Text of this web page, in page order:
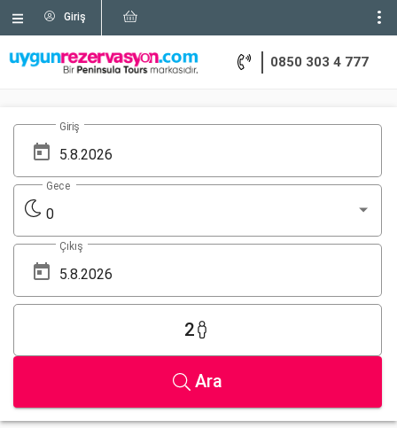
Giriş
0850 303 4 777
Giriş
0
Gece
Çıkış
2
Ara